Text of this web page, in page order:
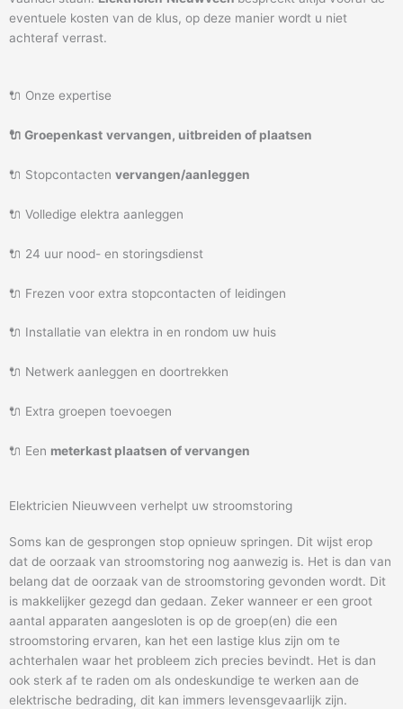
eventuele kosten van de klus, op deze manier wordt u niet
achteraf verrast.
🔌 Onze expertise
🔌 Groepenkast vervangen, uitbreiden of plaatsen
🔌 Stopcontacten vervangen/aanleggen
🔌 Volledige elektra aanleggen
🔌 24 uur nood- en storingsdienst
🔌 Frezen voor extra stopcontacten of leidingen
🔌 Installatie van elektra in en rondom uw huis
🔌 Netwerk aanleggen en doortrekken
🔌 Extra groepen toevoegen
🔌 Een meterkast plaatsen of vervangen
Elektricien Nieuwveen verhelpt uw stroomstoring
Soms kan de gesprongen stop opnieuw springen. Dit wijst erop
dat de oorzaak van stroomstoring nog aanwezig is. Het is dan van
belang dat de oorzaak van de stroomstoring gevonden wordt. Dit
is makkelijker gezegd dan gedaan. Zeker wanneer er een groot
aantal apparaten aangesloten is op de groep(en) die een
stroomstoring ervaren, kan het een lastige klus zijn om te
achterhalen waar het probleem zich precies bevindt. Het is dan
ook sterk af te raden om als ondeskundige te werken aan de
elektrische bedrading, dit kan immers levensgevaarlijk zijn.